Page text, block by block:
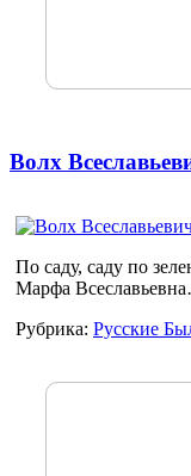
Волх
По саду, саду по
Марфа
Рубрика: Русские